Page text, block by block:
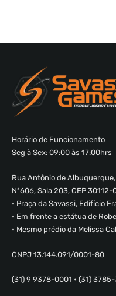
Horário de Funcionamento
Seg à Sex: 09:00 às 17:00hrs
Rua Antônio de Albuquerque,
Nº606, Sala 203, CEP 30112-
• Praça da Savassi, Edifício
• Em frente a estátua de
• Mesmo prédio da Melissa
CNPJ 13.144.091/0001-80
(31) 9 9378-0001 • (31)